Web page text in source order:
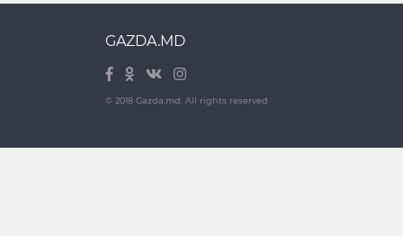
GAZDA.MD
© 2018 Gazda.md. All rights reserved